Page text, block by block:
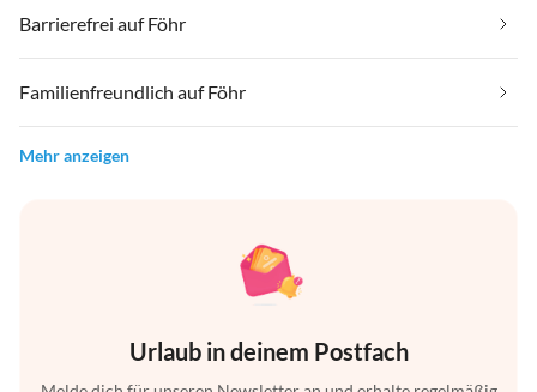
Barrierefrei auf Föhr
Familienfreundlich auf Föhr
Mehr anzeigen
Urlaub in deinem Postfach